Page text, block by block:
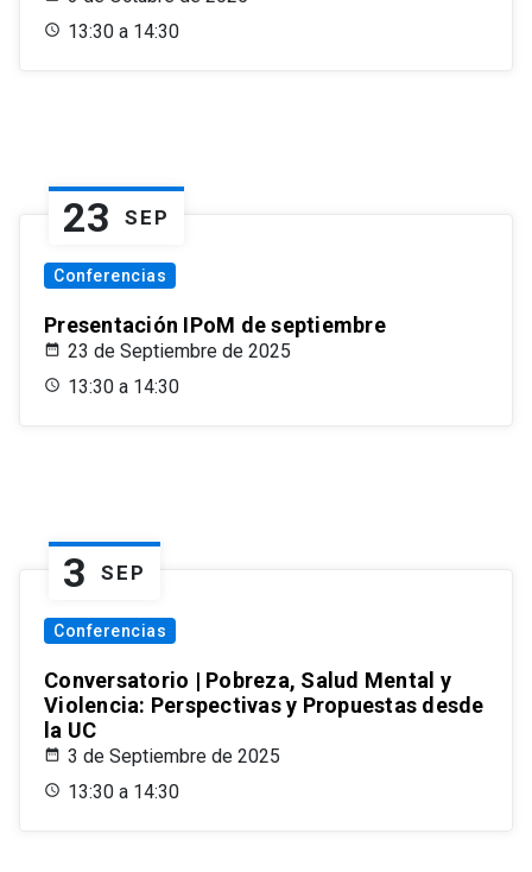
13:30 a 14:30
23 SEP
Conferencias
Presentación IPoM de septiembre
23 de Septiembre de 2025
13:30 a 14:30
3 SEP
Conferencias
Conversatorio | Pobreza, Salud Mental y
Violencia: Perspectivas y Propuestas desde
la UC
3 de Septiembre de 2025
13:30 a 14:30